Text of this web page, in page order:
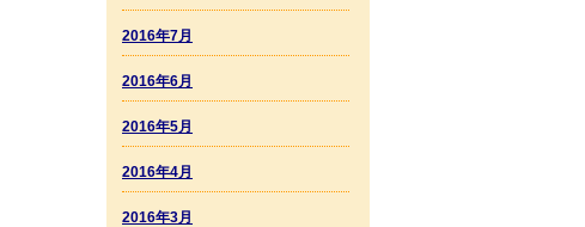
2016年7月
2016年6月
2016年5月
2016年4月
2016年3月